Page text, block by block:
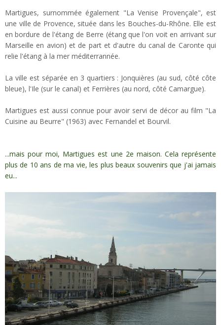
Martigues, surnommée également "La Venise Provençale", est
une ville de Provence, située dans les Bouches-du-Rhône. Elle est
en bordure de l'étang de Berre (étang que l'on voit en arrivant sur
Marseille en avion) et de part et d'autre du canal de Caronte qui
relie l'étang à la mer méditerrannée.
La ville est séparée en 3 quartiers : Jonquières (au sud, côté côte
bleue), l'Ile (sur le canal) et Ferrières (au nord, côté Camargue).
Martigues est aussi connue pour avoir servi de décor au film "La
Cuisine au Beurre" (1963) avec Fernandel et Bourvil.
...mais pour moi, Martigues est une 2e maison. Cela représente
plus de 10 ans de ma vie, les plus beaux souvenirs que j'ai jamais
eu...